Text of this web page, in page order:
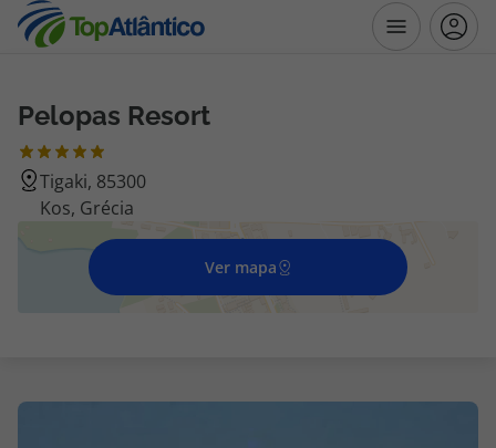
Destinos
Voos
Hotéis
Voos + Hotel
Pelopas Resort
Tigaki, 85300
Kos, Grécia
Ver mapa